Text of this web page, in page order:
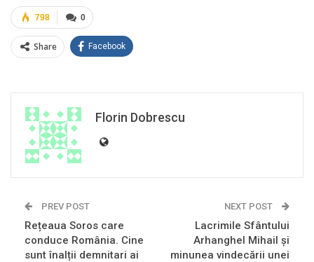
0
798
Share Facebook
Florin Dobrescu
PREV POST
Rețeaua Soros care
conduce România. Cine
sunt înalții demnitari ai
NEXT POST
Lacrimile Sfântului
Arhanghel Mihail și
minunea vindecării unei